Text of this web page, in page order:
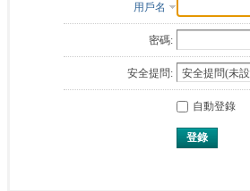
用戶名
密碼:
安全提問:
自動登錄
登錄